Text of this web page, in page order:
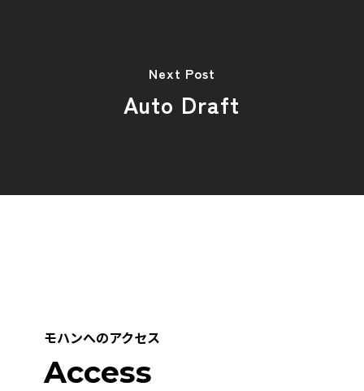
Next Post
Auto Draft
モハンへのアクセス
Access